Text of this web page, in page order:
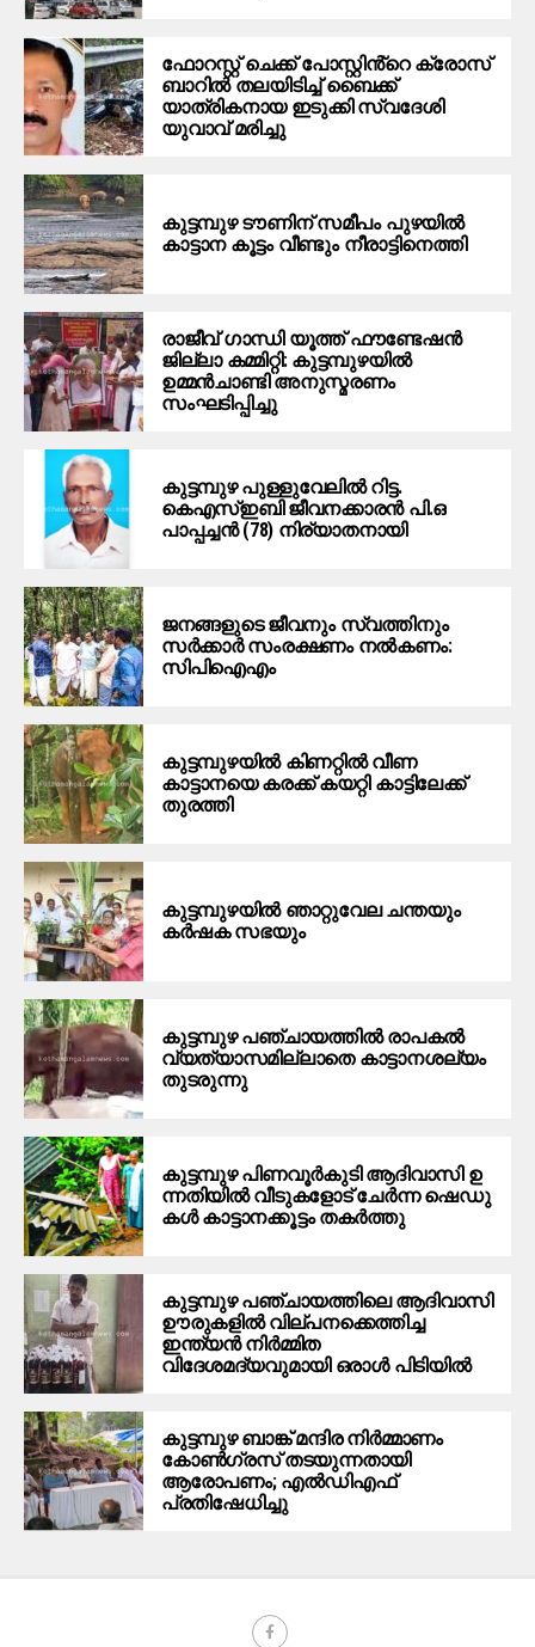
ഫോറസ്റ്റ് ചെക്ക് പോസ്റ്റിൻ്റെ ക്രോസ്
ബാറില്‍ തലയിടിച്ച് ബൈക്ക്
യാത്രികനായ ഇടുക്കി സ്വദേശി
യുവാവ് മരിച്ചു
കുട്ടമ്പുഴ ടൗണിന് സമീപം പുഴയിൽ
കാട്ടാന കൂട്ടം വീണ്ടും നീരാട്ടിനെത്തി
രാജീവ് ഗാന്ധി യൂത്ത് ഫൗണ്ടേഷൻ
ജില്ലാ കമ്മിറ്റി: കുട്ടമ്പുഴയിൽ
ഉമ്മൻചാണ്ടി അനുസ്മരണം
സംഘടിപ്പിച്ചു
കുട്ടമ്പുഴ പുള്ളുവേലില്‍ റിട്ട.
കെഎസ്ഇബി ജീവനക്കാരന്‍ പി.ഒ
പാപ്പച്ചന്‍ (78) നിര്യാതനായി
ജനങ്ങളുടെ ജീവനും സ്വത്തിനും
സര്‍ക്കാര്‍ സംരക്ഷണം നല്‍കണം:
സിപിഐഎം
കുട്ടമ്പുഴയില്‍ കിണറ്റില്‍ വീണ
കാട്ടാനയെ കരക്ക് കയറ്റി കാട്ടിലേക്ക്
തുരത്തി
കുട്ടമ്പുഴയില്‍ ഞാറ്റുവേല ചന്തയും
കര്‍ഷക സഭയും
കുട്ടമ്പുഴ പഞ്ചായത്തില്‍ രാപകല്‍
വ്യത്യാസമില്ലാതെ കാട്ടാനശല്യം
തുടരുന്നു
കു​ട്ട​മ്പു​ഴ പി​ണ​വൂ​ര്‍​കു​ടി ആ​ദി​വാ​സി ഉ​
ന്ന​തി​യി​ല്‍ വീ​ടു​ക​ളോ​ട് ചേ​ര്‍​ന്ന ഷെ​ഡു​
ക​ള്‍ കാ​ട്ടാ​ന​ക്കൂ​ട്ടം ത​ക​ര്‍​ത്തു
കുട്ടമ്പുഴ പഞ്ചായത്തിലെ ആദിവാസി
ഊരുകളിൽ വില്പനക്കെത്തിച്ച
ഇന്ത്യൻ നിർമ്മിത
വിദേശമദ്യവുമായി ഒരാൾ പിടിയിൽ
കുട്ടമ്പുഴ ബാങ്ക് മന്ദിര നിർമ്മാണം
കോണ്‍ഗ്രസ് തടയുന്നതായി
ആരോപണം; എൽഡിഎഫ്
പ്രതിഷേധിച്ചു